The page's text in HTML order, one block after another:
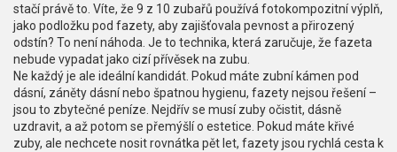
stačí právě to. Víte, že 9 z 10 zubařů používá fotokompozitní výplň,
jako podložku pod fazety, aby zajišťovala pevnost a přirozený
odstín? To není náhoda. Je to technika, která zaručuje, že fazeta
nebude vypadat jako cizí přívěsek na zubu.
Ne každý je ale ideální kandidát. Pokud máte zubní kámen pod
dásní, záněty dásní nebo špatnou hygienu, fazety nejsou řešení –
jsou to zbytečné peníze. Nejdřív se musí zuby očistit, dásně
uzdravit, a až potom se přemýšlí o estetice. Pokud máte křivé
zuby, ale nechcete nosit rovnátka pět let, fazety jsou rychlá cesta k